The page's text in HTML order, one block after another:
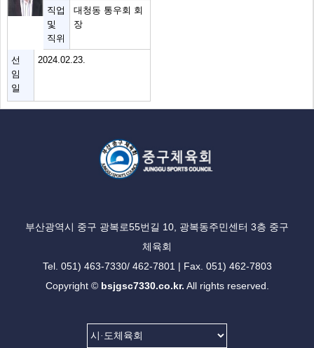
직업
및
직위
대청동 통우회 회
장
선
임
일
2024.02.23.
부산광역시 중구 광복로55번길 10, 광복동주민센터 3층 중구
체육회
Tel. 051) 463-7330/ 462-7801 | Fax. 051) 462-7803
Copyright © bsjgsc7330.co.kr. All rights reserved.